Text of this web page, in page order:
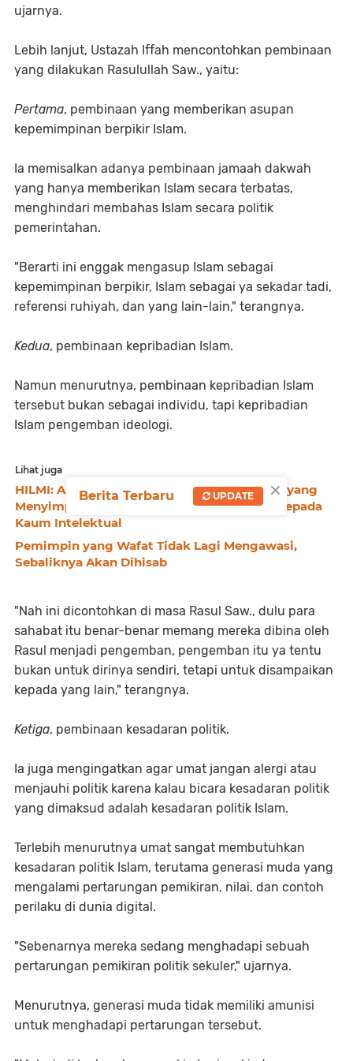
ujarnya.
Lebih lanjut, Ustazah Iffah mencontohkan pembinaan
yang dilakukan Rasulullah Saw., yaitu:
Pertama, pembinaan yang memberikan asupan
kepemimpinan berpikir Islam.
Ia memisalkan adanya pembinaan jamaah dakwah
yang hanya memberikan Islam secara terbatas,
menghindari membahas Islam secara politik
pemerintahan.
"Berarti ini enggak mengasup Islam sebagai
kepemimpinan berpikir, Islam sebagai ya sekadar tadi,
referensi ruhiyah, dan yang lain-lain," terangnya.
Kedua, pembinaan kepribadian Islam.
Namun menurutnya, pembinaan kepribadian Islam
tersebut bukan sebagai individu, tapi kepribadian
Islam pengemban ideologi.
Lihat juga
HILMI: Ambisi Karier, Ego, hingga Idealisme yang
Menyimpang Menjadi Jalan Serangan Iblis kepada
Kaum Intelektual
Pemimpin yang Wafat Tidak Lagi Mengawasi,
Sebaliknya Akan Dihisab
"Nah ini dicontohkan di masa Rasul Saw., dulu para
sahabat itu benar-benar memang mereka dibina oleh
Rasul menjadi pengemban, pengemban itu ya tentu
bukan untuk dirinya sendiri, tetapi untuk disampaikan
kepada yang lain," terangnya.
Ketiga, pembinaan kesadaran politik.
Ia juga mengingatkan agar umat jangan alergi atau
menjauhi politik karena kalau bicara kesadaran politik
yang dimaksud adalah kesadaran politik Islam.
Terlebih menurutnya umat sangat membutuhkan
kesadaran politik Islam, terutama generasi muda yang
mengalami pertarungan pemikiran, nilai, dan contoh
perilaku di dunia digital.
"Sebenarnya mereka sedang menghadapi sebuah
pertarungan pemikiran politik sekuler," ujarnya.
Menurutnya, generasi muda tidak memiliki amunisi
untuk menghadapi pertarungan tersebut.
×
Berita Terbaru UPDATE